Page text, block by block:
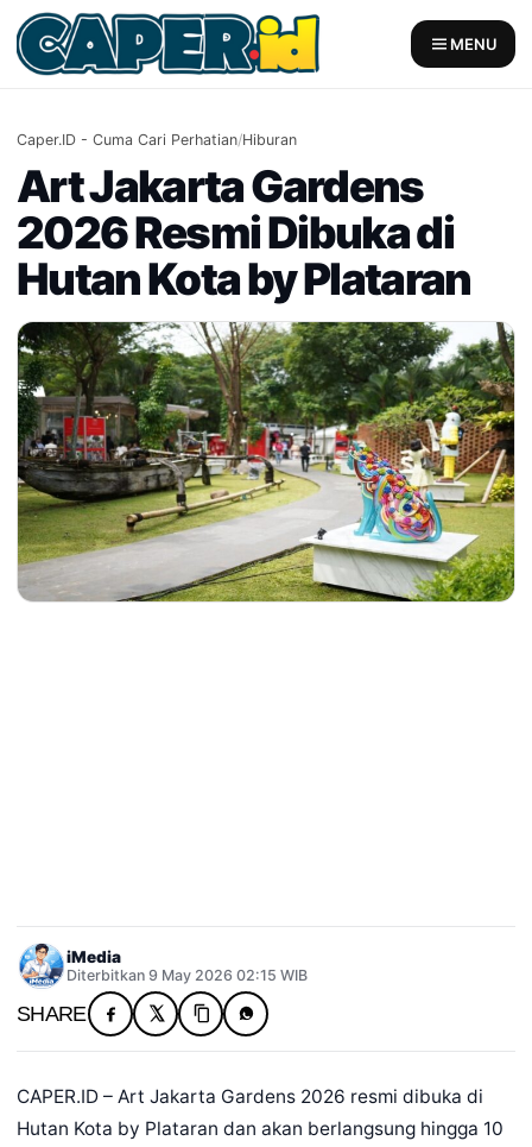
Skip
to
content
MENU
Caper.ID - Cuma Cari Perhatian/Hiburan
Art Jakarta Gardens
2026 Resmi Dibuka di
Hutan Kota by Plataran
iMedia
Diterbitkan 9 May 2026 02:15 WIB
SHARE
CAPER.ID – Art Jakarta Gardens 2026 resmi dibuka di
Hutan Kota by Plataran dan akan berlangsung hingga 10